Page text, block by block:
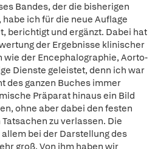
Bandes, der die bisherigen
ich für die neue Auflage
berichtigt und ergänzt. Dabei hat
der Ergebnisse klinischer
der Encephalographie, Aorto-
Dienste geleistet, denn ich war
des ganzen Buches immer
Präparat hinaus ein Bild
ohne aber dabei den festen
zu verlassen. Die
bei der Darstellung des
groß. Von ihm haben wir